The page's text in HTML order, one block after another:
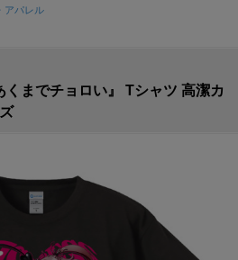
アパレル
までチョロい』 Tシャツ 高潔カ